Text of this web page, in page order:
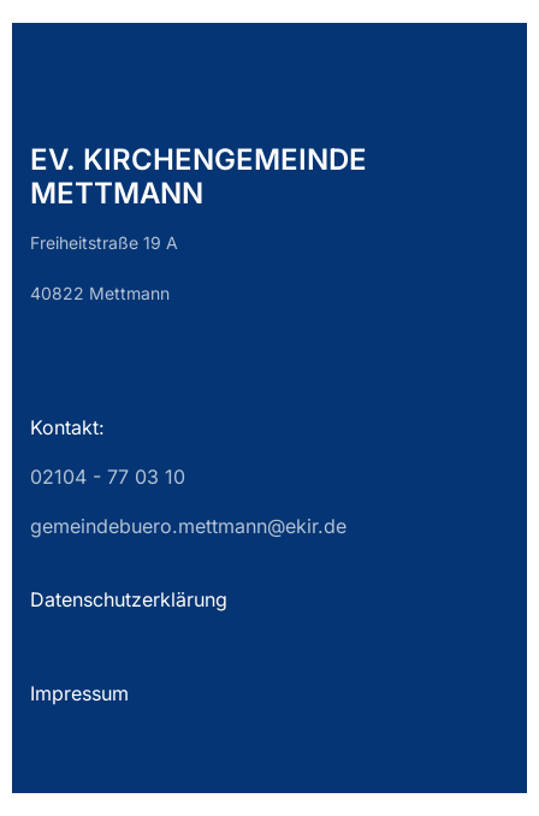
EV. KIRCHENGEMEINDE
METTMANN
Freiheitstraße 19 A
40822 Mettmann
Kontakt:
02104 - 77 03 10
gemeindebuero.mettmann@ekir.de
Datenschutzerklärung
Impressum